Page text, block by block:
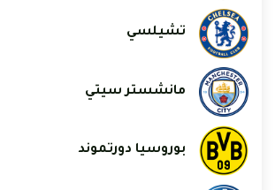
تشيلسي
مانشستر سيتي
بوروسيا دورتموند